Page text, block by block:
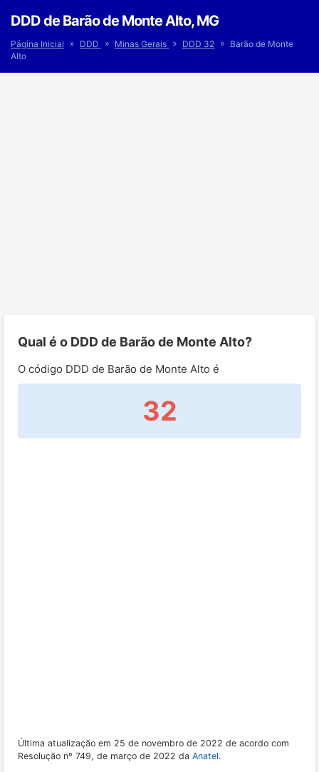
DDD de Barão de Monte Alto, MG
Página Inicial » DDD » Minas Gerais » DDD 32 » Barão de Monte
Alto
Qual é o DDD de Barão de Monte Alto?
O código DDD de Barão de Monte Alto é
32
Última atualização em 25 de novembro de 2022 de acordo com
Resolução nº 749, de março de 2022 da Anatel.